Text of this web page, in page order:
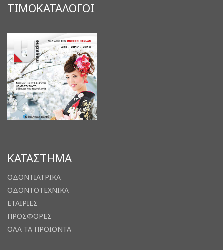
ΤΙΜΟΚΑΤΑΛΟΓΟΙ
ΚΑΤΑΣΤΗΜΑ
ΟΔΟΝΤΙΑΤΡΙΚΑ
ΟΔΟΝΤΟΤΕΧΝΙΚΑ
ΕΤΑΙΡΙΕΣ
ΠΡΟΣΦΟΡΕΣ
ΟΛΑ ΤΑ ΠΡΟΙΟΝΤΑ